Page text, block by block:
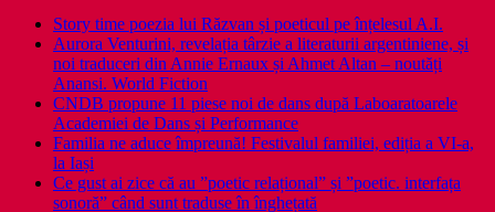
Story time poezia lui Răzvan și poeticul pe înțelesul A.I.
Aurora Venturini, revelația târzie a literaturii argentiniene, și
noi traduceri din Annie Ernaux și Ahmet Altan – noutăți
Anansi. World Fiction
CNDB propune 11 piese noi de dans după Laboaratoarele
Academiei de Dans și Performance
Familia ne aduce împreună! Festivalul familiei, ediția a VI-a,
la Iași
Ce gust ai zice că au ”poetic relațional” și ”poetic. interfața
sonoră” când sunt traduse în înghețată